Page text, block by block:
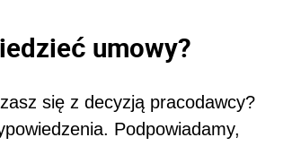
umowy?
się z decyzją pracodawcy?
Podpowiadamy,